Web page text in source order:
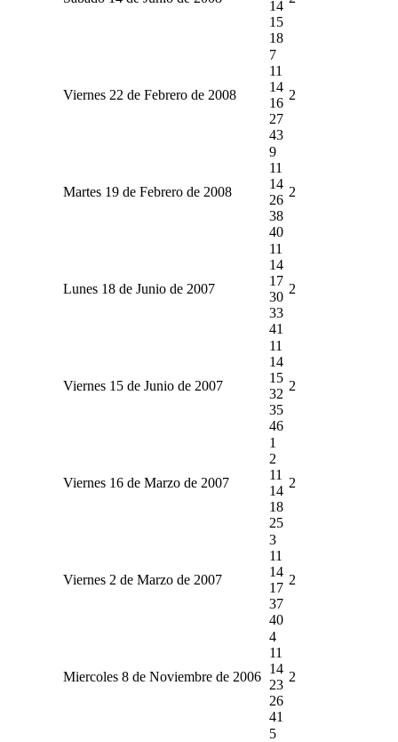
14
15
18
Viernes 22 de Febrero de 2008
7
11
14
16
27
43
2
Martes 19 de Febrero de 2008
9
11
14
26
38
40
2
Lunes 18 de Junio de 2007
11
14
17
30
33
41
2
Viernes 15 de Junio de 2007
11
14
15
32
35
46
2
Viernes 16 de Marzo de 2007
1
2
11
14
18
25
2
Viernes 2 de Marzo de 2007
3
11
14
17
37
40
2
Miercoles 8 de Noviembre de 2006
4
11
14
23
26
41
2
5